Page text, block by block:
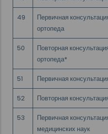
49
Первичная
ортопеда
50
Повторная
ортопеда*
51 Первичная
52 Повторная
53
Первичная
медицинских наук